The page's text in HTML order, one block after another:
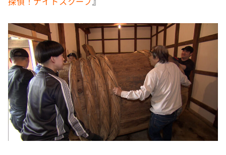
（news おかえり）
DAIGOも台所 ～きょうの献立 何にする？～
本日はダイアンなり！シーズン２
朝だ！生です旅サラダ
教えて！ニュースライブ 正義のミカタ
ＬＩＦＥ～夢のカタチ～
新婚さんいらっしゃい！
ポツンと一軒家